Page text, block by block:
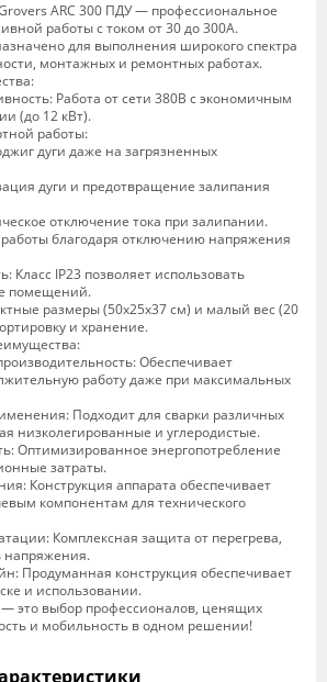
ARC 300 ПДУ — профессиональное
работы с током от 30 до 300А.
для выполнения широкого спектра
монтажных и ремонтных работах.
Работа от сети 380В с экономичным
(до 12 кВт).
работы:
дуги даже на загрязненных
дуги и предотвращение залипания
отключение тока при залипании.
благодаря отключению напряжения
Класс IP23 позволяет использовать
помещений.
размеры (50x25x37 см) и малый вес (20
и хранение.
Обеспечивает
работу даже при максимальных
Подходит для сварки различных
низколегированные и углеродистые.
Оптимизированное энергопотребление
затраты.
Конструкция аппарата обеспечивает
компонентам для технического
Комплексная защита от перегрева,
напряжения.
Продуманная конструкция обеспечивает
и использовании.
— это выбор профессионалов, ценящих
и мобильность в одном решении!